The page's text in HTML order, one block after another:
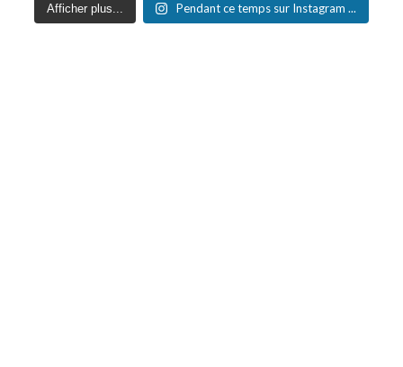
Afficher plus... Pendant ce temps sur Instagram ...